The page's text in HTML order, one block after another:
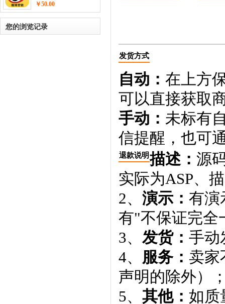
￥50.00
您的浏览记录
发货方式
自动： 在上方
可以直接获取
手动： 未标有
信提醒，也可
退款说明描述： 源
实际为ASP、
2、 演示： 有演
有"不保证完全
3、 发货： 手动
4、 服务： 卖家
声明的除外）
5、 其他： 如质